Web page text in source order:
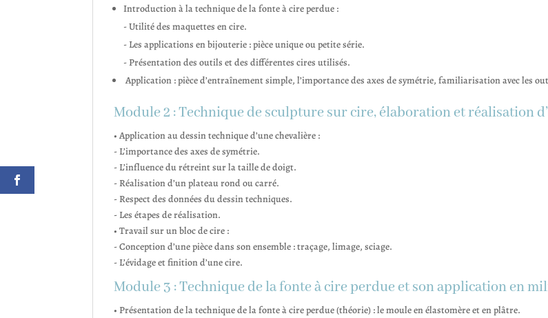
Introduction à la technique de la fonte à cire perdue :
- Utilité des maquettes en cire.
- Les applications en bijouterie : pièce unique ou petite série.
- Présentation des outils et des différentes cires utilisés.
Application : pièce d’entraînement simple, l’importance des axes de symétrie, familiarisation avec les
Module 2 : Technique de sculpture sur cire, élaboration et réalisation
• Application au dessin technique d’une chevalière :
- L’importance des axes de symétrie.
- L’influence du rétreint sur la taille de doigt.
- Réalisation d’un plateau rond ou carré.
- Respect des données du dessin techniques.
- Les étapes de réalisation.
• Travail sur un bloc de cire :
- Conception d’une pièce dans son ensemble : traçage, limage, sciage.
- L’évidage et finition d’une cire.
Module 3 : Technique de la fonte à cire perdue et son application en
• Présentation de la technique de la fonte à cire perdue (théorie) : le moule en élastomère et en plâtre.